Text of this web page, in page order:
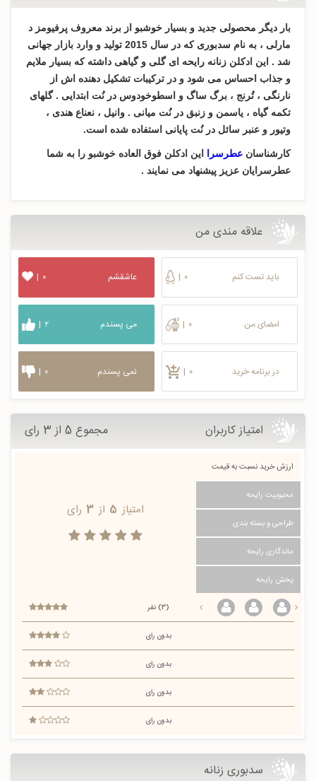
بار دیگر محصولی جدید و بسیار خوشبو از برند معروف پرفیومز د
مارلی ، به نام سدبوری که در سال 2015 تولید و وارد بازار جهانی
شد . این ادکلن زنانه رایحه ای گلی و گیاهی داشته که بسیار ملایم
و جذاب احساس می شود و در ترکیبات تشکیل دهنده اش از
نارنگی ، تُرنج ، برگ ساگ و اسطوخودوس در نُت ابتدایی . گلهای
تکمه گیاه ، یاسمن و زنبق در نُت میانی . وانیل ، نعناع هندی ،
وتیور و عنبر سائل در نُت پایانی استفاده شده است.
کارشناسان عطرسرا
این ادکلن فوق العاده خوشبو را به شما
عطرسرایان عزیز پیشنهاد می نمایند .
علاقه مندی من
باید تست کنم | ۰
امضای من | ۰
در برنامه خرید | ۰
عاشقشم | ۰
می پسندم | ۲
نمی پسندم | ۰
امتیاز کاربران مجموع 5 از 3 رای
ارزش خرید نسبت به قیمت
محبوبیت رایحه
طراحی و بسته بندی
ماندگاری رایحه
پخش رایحه
امتیاز 5 از 3 رای
(3) نفر
بدون رای
بدون رای
بدون رای
بدون رای
سدبوری زنانه